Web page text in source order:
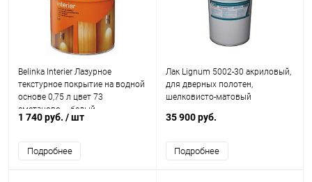
Belinka Interier Лазурное
текстурное покрытие на водной
основе 0,75 л цвет 73
сметаново – белый
1 740 руб. / шт
Подробнее
Лак Lignum 5002-30 акриловый,
для дверных полотен,
шелковисто-матовый
35 900 руб.
Подробнее